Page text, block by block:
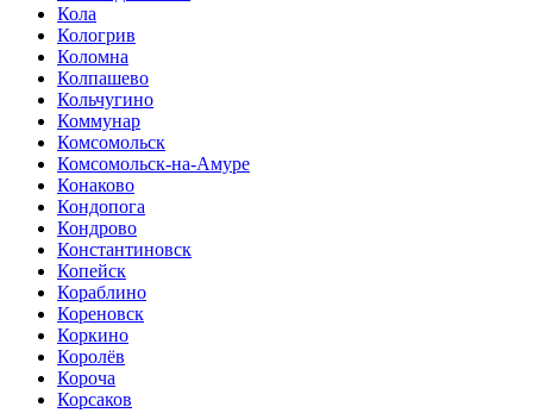
Кола
Кологрив
Коломна
Колпашево
Кольчугино
Коммунар
Комсомольск
Комсомольск-на-Амуре
Конаково
Кондопога
Кондрово
Константиновск
Копейск
Кораблино
Кореновск
Коркино
Королёв
Короча
Корсаков